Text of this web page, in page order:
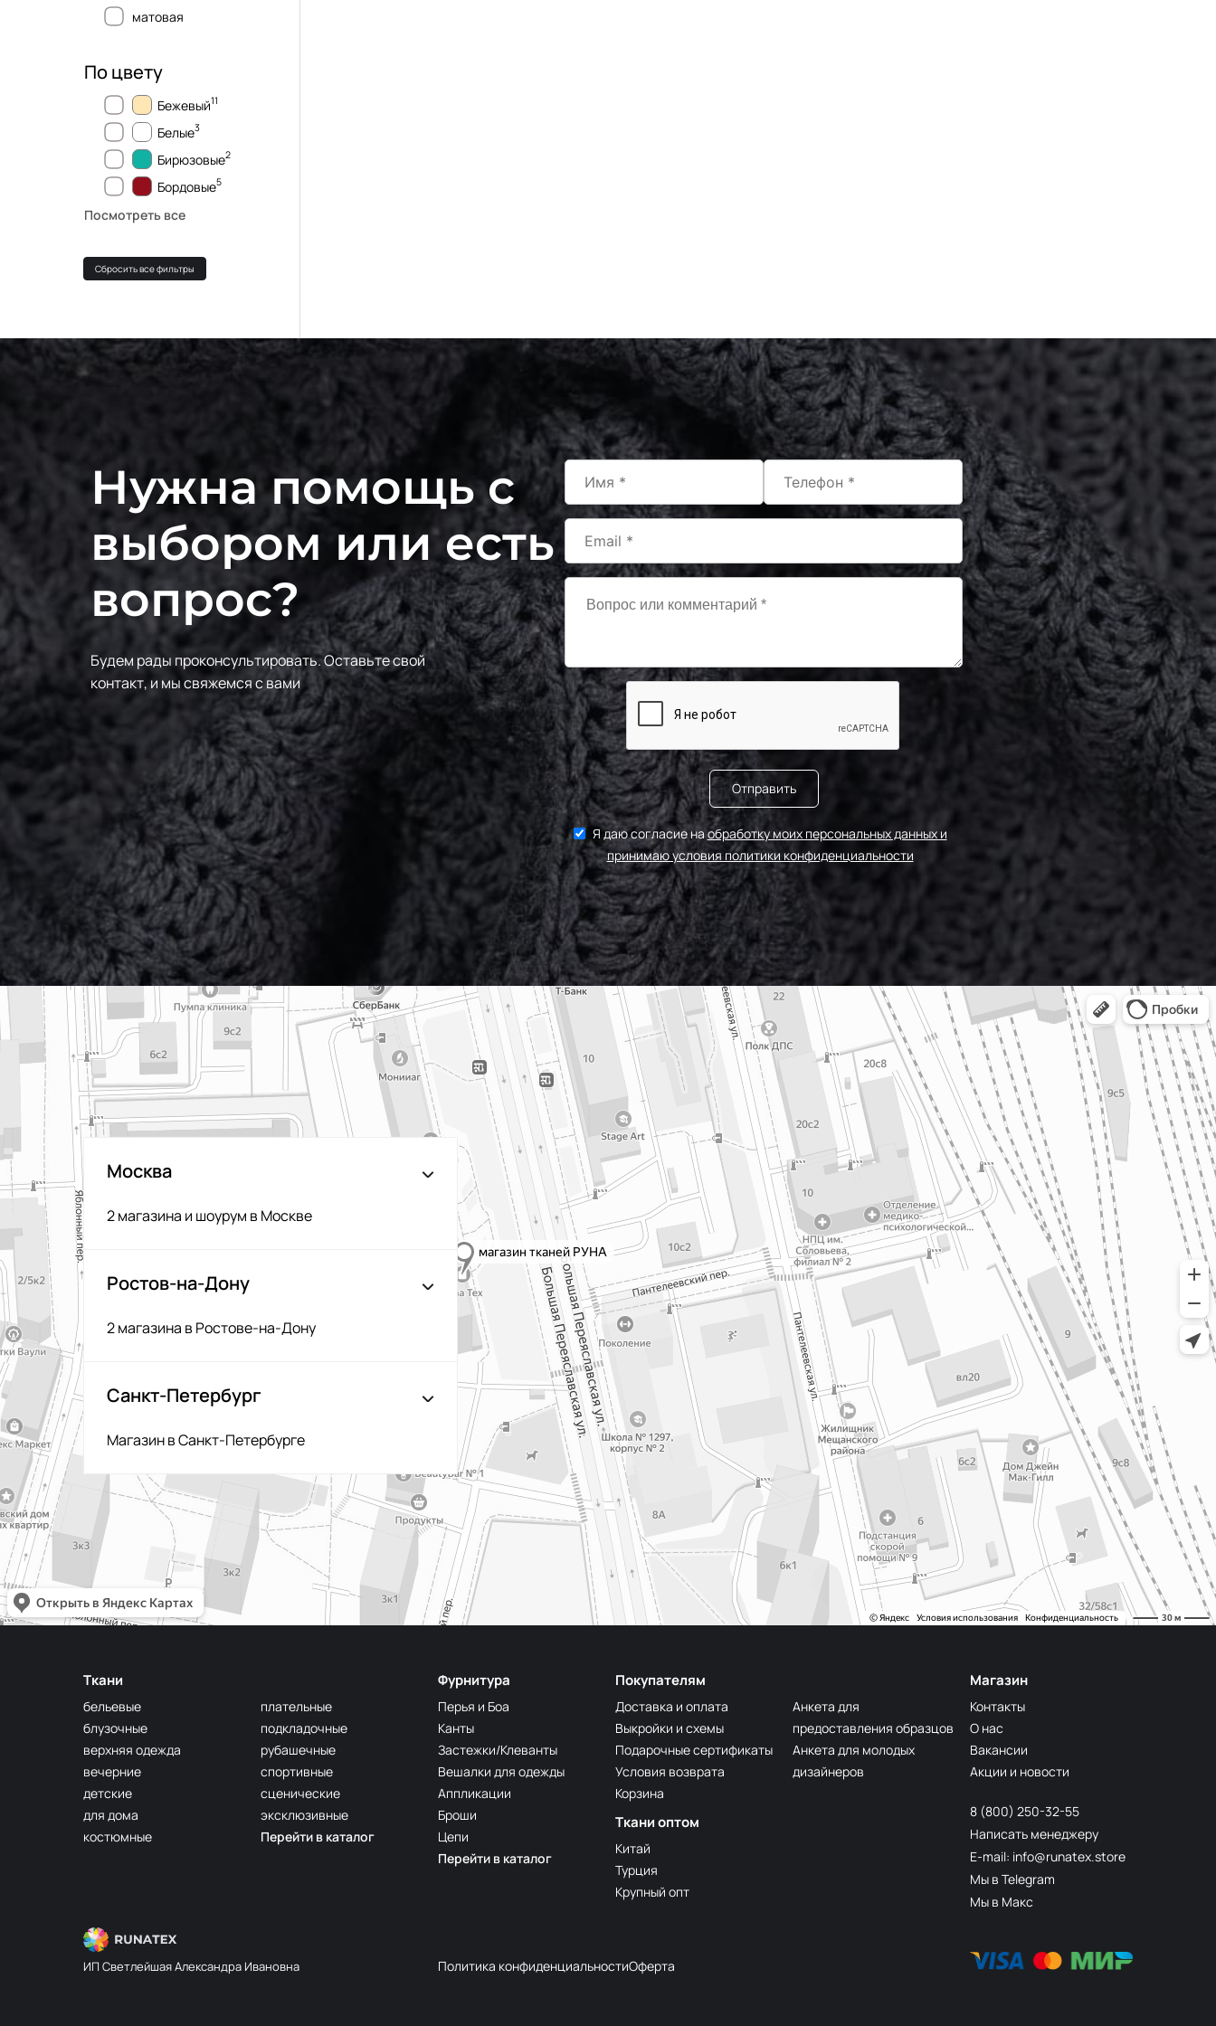
матовая
По цвету
Бежевый11
Белые3
Бирюзовые2
Бордовые5
Посмотреть все
Сбросить все фильтры
Нужна помощь с
выбором или есть
вопрос?
Будем рады проконсультировать.Оставьте свой
контакт, и мы свяжемся с вами
Отправить
Я даю согласие наобработку моих персональных данных и
принимаю условия политики конфиденциальности
Москва
2 магазина и шоурум в Москве
Ростов-на-Дону
2 магазина в Ростове-на-Дону
Санкт-Петербург
Магазин в Санкт-Петербурге
Ткани
бельевые
блузочные
верхняя одежда
вечерние
детские
для дома
костюмные
плательные
подкладочные
рубашечные
спортивные
сценические
эксклюзивные
Перейти в каталог
Фурнитура
Перья и Боа
Канты
Застежки/Клеванты
Вешалки для одежды
Аппликации
Броши
Цепи
Перейти в каталог
Покупателям
Доставка и оплата
Выкройки и схемы
Подарочные сертификаты
Условия возврата
Корзина
Анкета для
предоставления образцов
Анкета для молодых
дизайнеров
Ткани оптом
Китай
Турция
Крупный опт
Магазин
Контакты
О нас
Вакансии
Акции и новости
8 (800) 250-32-55
Написать менеджеру
E-mail: info@runatex.store
Мы в Telegram
Мы в Макс
ИП Светлейшая Александра Ивановна Политика конфиденциальностиОферта